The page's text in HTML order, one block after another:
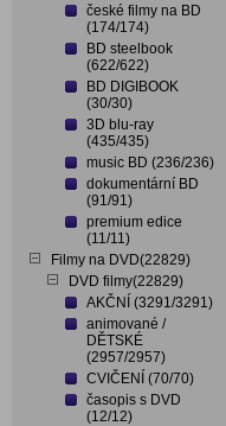
české filmy na BD
(174/174)
BD steelbook
(622/622)
BD DIGIBOOK
(30/30)
3D blu-ray
(435/435)
music BD (236/236)
dokumentární BD
(91/91)
premium edice
(11/11)
Filmy na DVD(22829)
DVD filmy(22829)
AKČNÍ (3291/3291)
animované /
DĚTSKÉ
(2957/2957)
CVIČENÍ (70/70)
časopis s DVD
(12/12)